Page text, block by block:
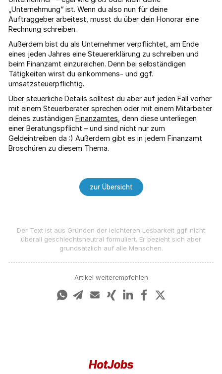
„Unternehmung“ ist. Wenn du also nun für deine
Auftraggeber arbeitest, musst du über dein Honorar eine
Rechnung schreiben.
Außerdem bist du als Unternehmer verpflichtet, am Ende
eines jeden Jahres eine Steuererklärung zu schreiben und
beim Finanzamt einzureichen. Denn bei selbständigen
Tätigkeiten wirst du einkommens- und ggf.
umsatzsteuerpflichtig.
Über steuerliche Details solltest du aber auf jeden Fall vorher
mit einem Steuerberater sprechen oder mit einem Mitarbeiter
deines zuständigen Finanzamtes , denn diese unterliegen
einer Beratungspflicht – und sind nicht nur zum
Geldeintreiben da :) Außerdem gibt es in jedem Finanzamt
Broschüren zu diesem Thema.
zur Übersicht
Der Text ist aus Gründen der leichteren Lesbarkeit ggf. nicht
überall geschlechts­neutral formuliert. Er bezieht sich aber
grundsätzlich auf alle Menschen.
Artikel weiterempfehlen